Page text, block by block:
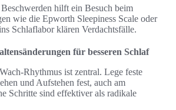
hilft ein Besuch beim
wie die Epworth Sleepiness Scale oder
Schlaflabor klären Verdachtsfälle.
für besseren Schlaf
Rhythmus ist zentral. Lege feste
und Aufstehen fest, auch am
Schritte sind effektiver als radikale